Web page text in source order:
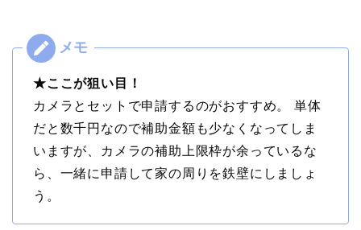
★ここが狙い目！
カメラとセットで申請するのがおすすめ。 単体
だと数千円なので補助金額も少なくなってしま
いますが、カメラの補助上限枠が余っているな
ら、一緒に申請して家の周りを鉄壁にしましょ
う。